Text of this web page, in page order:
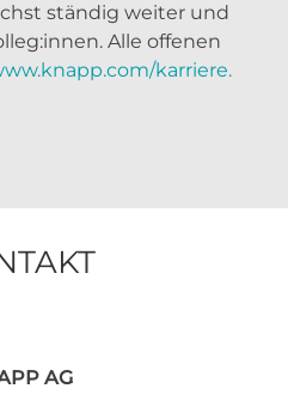
ständig weiter und
Alle offenen
karriere.
AG